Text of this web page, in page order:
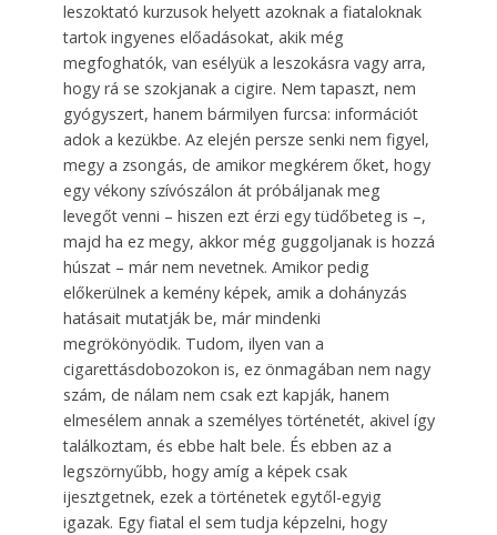
leszoktató kurzusok helyett azoknak a fiataloknak
tartok ingyenes előadásokat, akik még
megfoghatók, van esélyük a leszokásra vagy arra,
hogy rá se szokjanak a cigire. Nem tapaszt, nem
gyógyszert, hanem bármilyen furcsa: információt
adok a kezükbe. Az elején persze senki nem figyel,
megy a zsongás, de amikor megkérem őket, hogy
egy vékony szívószálon át próbáljanak meg
levegőt venni – hiszen ezt érzi egy tüdőbeteg is –,
majd ha ez megy, akkor még guggoljanak is hozzá
húszat – már nem nevetnek. Amikor pedig
előkerülnek a kemény képek, amik a dohányzás
hatásait mutatják be, már mindenki
megrökönyödik. Tudom, ilyen van a
cigarettásdobozokon is, ez önmagában nem nagy
szám, de nálam nem csak ezt kapják, hanem
elmesélem annak a személyes történetét, akivel így
találkoztam, és ebbe halt bele. És ebben az a
legszörnyűbb, hogy amíg a képek csak
ijesztgetnek, ezek a történetek egytől-egyig
igazak. Egy fiatal el sem tudja képzelni, hogy